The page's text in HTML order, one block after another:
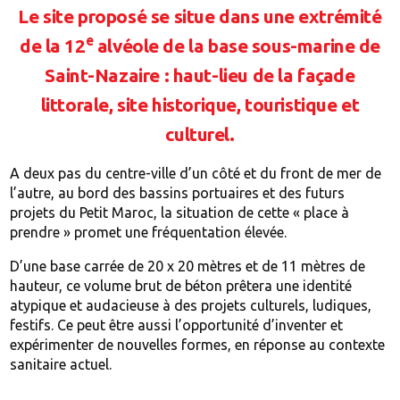
Le site proposé se situe dans une extrémité
de la 12ealvéole de la base sous-marine de
Saint-Nazaire : haut-lieu de la façade
littorale, site historique, touristique et
culturel.
A deux pas du centre-ville d’un côté et du front de mer de
l’autre, au bord des bassins portuaires et des futurs
projets du Petit Maroc, la situation de cette « place à
prendre » promet une fréquentation élevée.
D’une base carrée de 20 x 20 mètres et de 11 mètres de
hauteur, ce volume brut de béton prêtera une identité
atypique et audacieuse à des projets culturels, ludiques,
festifs. Ce peut être aussi l’opportunité d’inventer et
expérimenter de nouvelles formes, en réponse au contexte
sanitaire actuel.